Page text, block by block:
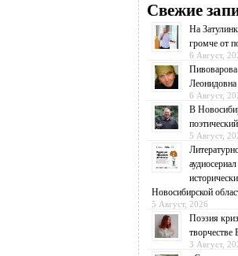
Свежие
На
громче от
6 Август,
Леонидовна
6 Август,
В
5 Август,
Новосибирской
5 Август, 2026
Поэзия
3 Август,